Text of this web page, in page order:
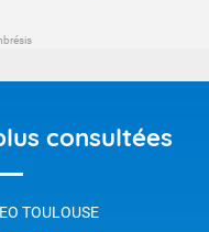
consultées
TOULOUSE